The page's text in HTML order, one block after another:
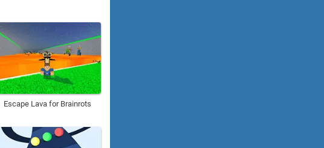
Escape Lava for Brainrots